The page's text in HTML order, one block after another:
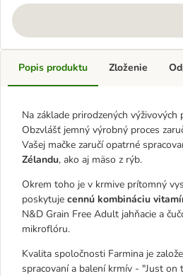
Popis produktu
Na základe prirodzených
Obzvlášť jemný výrobný proces
Vašej mačke zaručí opatrné
Zélandu, ako aj mäso z rýb.
Okrem toho je v krmive prítomný
poskytuje cennú kombináciu
N&D Grain Free Adult jahňacie a
mikroflóru.
Kvalita spoločnosti Farmina je
spracovaní a balení krmív - "Just
Zloženie